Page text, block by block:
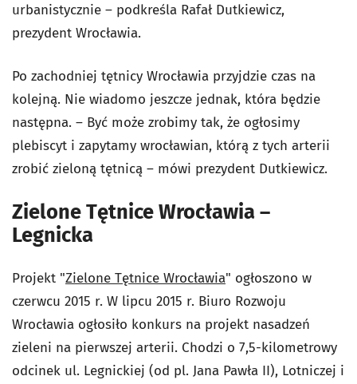
urbanistycznie – podkreśla Rafał Dutkiewicz,
prezydent Wrocławia.
Po zachodniej tętnicy Wrocławia przyjdzie czas na
kolejną. Nie wiadomo jeszcze jednak, która będzie
następna. – Być może zrobimy tak, że ogłosimy
plebiscyt i zapytamy wrocławian, którą z tych arterii
zrobić zieloną tętnicą – mówi prezydent Dutkiewicz.
Zielone Tętnice Wrocławia –
Legnicka
Projekt "Zielone Tętnice Wrocławia" ogłoszono w
czerwcu 2015 r. W lipcu 2015 r. Biuro Rozwoju
Wrocławia ogłosiło konkurs na projekt nasadzeń
zieleni na pierwszej arterii. Chodzi o 7,5-kilometrowy
odcinek ul. Legnickiej (od pl. Jana Pawła II), Lotniczej i